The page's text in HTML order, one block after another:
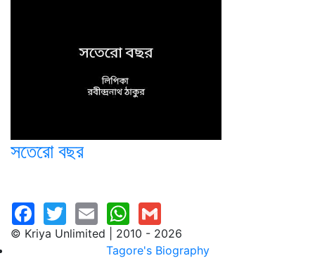
সতেরো বছর
© Kriya Unlimited | 2010 - 2026
Tagore's Biography